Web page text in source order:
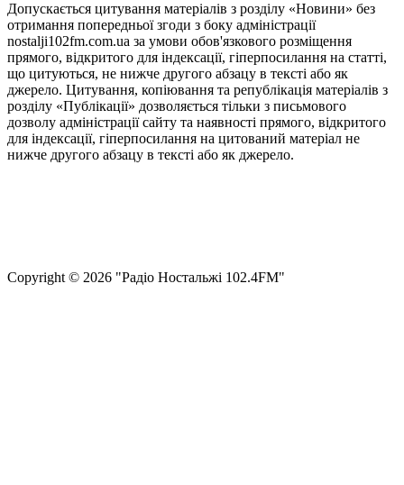
Допускається цитування матеріалів з розділу «Новини» без
отримання попередньої згоди з боку адміністрації
nostalji102fm.com.ua за умови обов'язкового розміщення
прямого, відкритого для індексації, гіперпосилання на статті,
що цитуються, не нижче другого абзацу в тексті або як
джерело. Цитування, копіювання та републікація матеріалів з
розділу «Публікації» дозволяється тільки з письмового
дозволу адміністрації сайту та наявності прямого, відкритого
для індексації, гіперпосилання на цитований матеріал не
нижче другого абзацу в тексті або як джерело.
Сopyright © 2026 "Радіо Ностальжі 102.4FM"